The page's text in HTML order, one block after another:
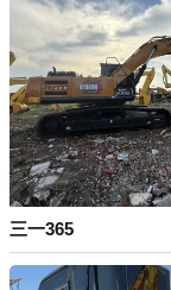
三一365